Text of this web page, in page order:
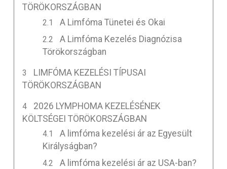
TÖRÖKORSZÁGBAN
A Limfóma Tünetei és Okai
A Limfóma Kezelés Diagnózisa
Törökországban
LIMFÓMA KEZELÉSI TÍPUSAI
TÖRÖKORSZÁGBAN
2026 LYMPHOMA KEZELÉSÉNEK
KÖLTSÉGEI TÖRÖKORSZÁGBAN
A limfóma kezelési ár az Egyesült
Királyságban?
A limfóma kezelési ár az USA-ban?